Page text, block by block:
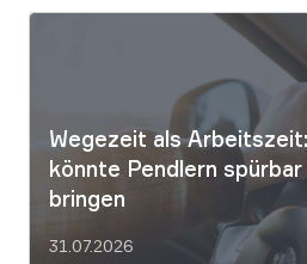
Wegezeit als
könnte Pendlern
bringen
31.07.2026